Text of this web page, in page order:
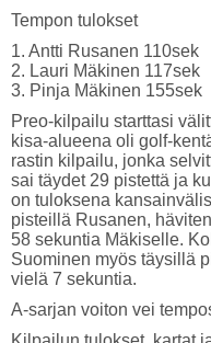
Tempon tulokset
1. Antti Rusanen 110sek
2. Lauri Mäkinen 117sek
3. Pinja Mäkinen 155sek
Preo-kilpailu starttasi
kisa-alueena oli golf-
rastin kilpailu, jonka
sai täydet 29 pistettä ja
on tuloksena
pisteillä Rusanen,
58 sekuntia Mäkiselle.
Suominen myös täysillä
vielä 7 sekuntia.
A-sarjan voiton vei